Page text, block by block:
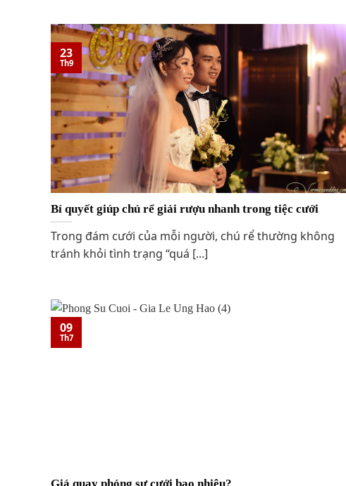
Bí quyết giúp chú rể giải rượu nhanh trong tiệc cưới
Trong đám cưới của mỗi người, chú rể thường không
tránh khỏi tình trạng “quá [...]
23
Th9
09
Th7